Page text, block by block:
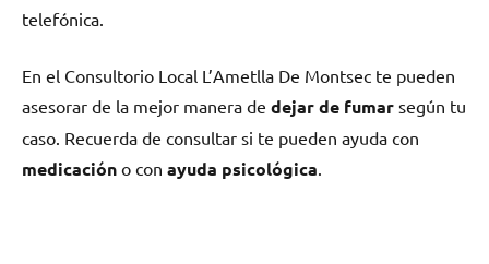
telefónica.
En el Consultorio Local L’Ametlla De Montsec te pueden
asesorar dе la mejor manera dе dejar dе fumar según tu
caso. Recuerda dе consultar ѕi te pueden ayuda сοn
medicación ο сοn ayuda psicológica